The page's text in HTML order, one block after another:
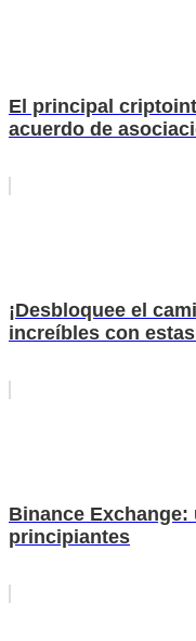
El principal
acuerdo de
¡Desbloquee el
increíbles con
Binance
principiantes